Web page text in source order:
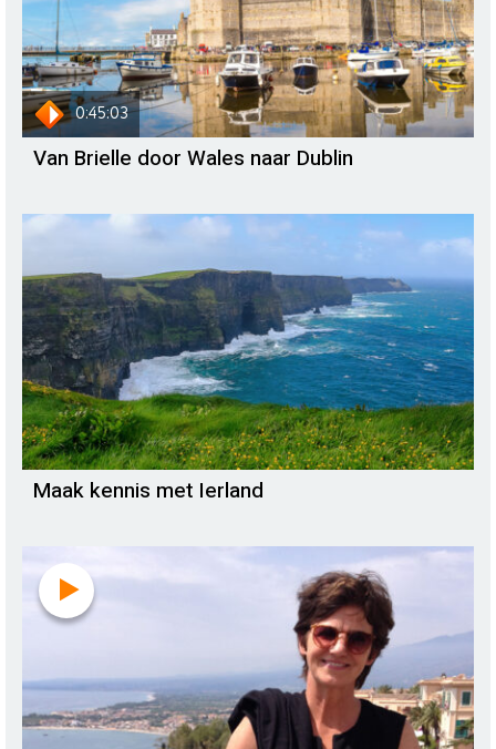
0:45:03
Van Brielle door Wales naar Dublin
Maak kennis met Ierland